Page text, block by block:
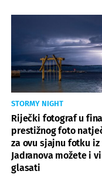
STORMY NIGHT
Riječki fotograf u
prestižnog foto
za ovu sjajnu fotku iz
Jadranova možete i vi
glasati